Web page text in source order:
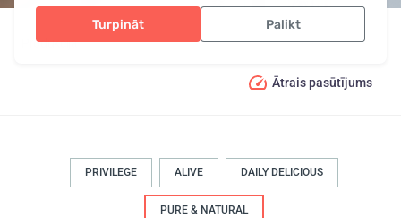
Turpināt Palikt
Produkcija PURE & NATURAL
Ātrais pasūtījums
PRIVILEGE ALIVE DAILY DELICIOUS
PURE & NATURAL